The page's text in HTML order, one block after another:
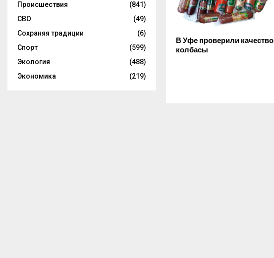
В Уфе проверили качество
колбасы
Происшествия
(841)
СВО
(49)
Сохраняя традиции
(6)
Спорт
(599)
Экология
(488)
Экономика
(219)